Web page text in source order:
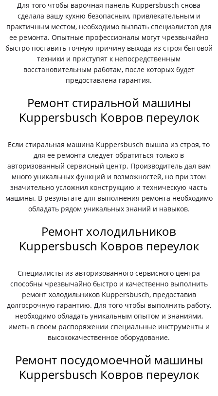
Для того чтобы варочная панель Kuppersbusch снова
сделала вашу кухню безопасным, привлекательным и
практичным местом, необходимо вызвать специалистов для
ее ремонта. Опытные профессионалы могут чрезвычайно
быстро поставить точную причину выхода из строя бытовой
техники и приступят к непосредственным
восстановительным работам, после которых будет
предоставлена гарантия.
Ремонт стиральной машины
Kuppersbusch Ковров переулок
Если стиральная машина Kuppersbusch вышла из строя, то
для ее ремонта следует обратиться только в
авторизованный сервисный центр. Производитель дал вам
много уникальных функций и возможностей, но при этом
значительно усложнил конструкцию и техническую часть
машины. В результате для выполнения ремонта необходимо
обладать рядом уникальных знаний и навыков.
Ремонт холодильников
Kuppersbusch Ковров переулок
Специалисты из авторизованного сервисного центра
способны чрезвычайно быстро и качественно выполнить
ремонт холодильников Kuppersbusch, предоставив
долгосрочную гарантию. Для того чтобы выполнить работу,
необходимо обладать уникальным опытом и знаниями,
иметь в своем распоряжении специальные инструменты и
высококачественное оборудование.
Ремонт посудомоечной машины
Kuppersbusch Ковров переулок